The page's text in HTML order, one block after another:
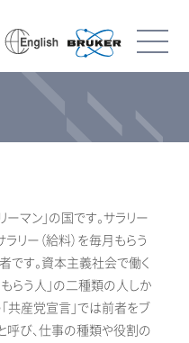
マン」の国です。サラリー
リー（給料）を毎月もらう
です。資本主義社会で働く
もらう人」の二種類の人しか
共産党宣言」では前者をブ
呼び、仕事の種類や役割の